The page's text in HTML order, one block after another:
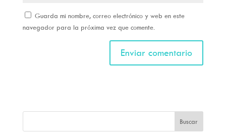
Guarda mi nombre, correo electrónico y web en este
navegador para la próxima vez que comente.